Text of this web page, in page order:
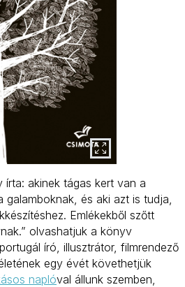
írta: akinek tágas kert van a
és aki azt is tudja,
Emlékekből szőtt
olvashatjuk a könyv
író, illusztrátor, filmrendező
egy évét követhetjük
naplóval állunk szemben,